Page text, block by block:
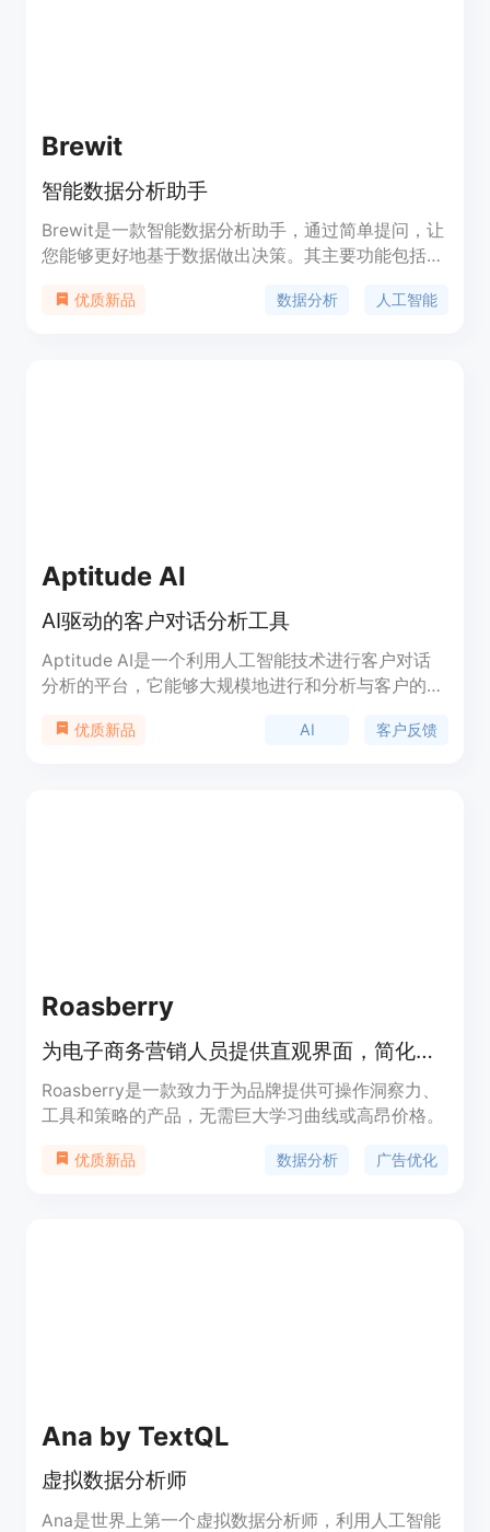
Brewit
智能数据分析助手
Brewit是一款智能数据分析助手，通过简单提问，让
您能够更好地基于数据做出决策。其主要功能包括数
不同之处在于其能简化数据管理，为协作式数据驱动
优质新品 数据分析 人工智能
Aptitude AI
AI驱动的客户对话分析工具
Aptitude AI是一个利用人工智能技术进行客户对话
分析的平台，它能够大规模地进行和分析与客户的对
和分析，帮助企业快速理解客户需求和反馈，从而驱
优质新品 AI 客户反馈
Roasberry
为电子商务营销人员提供直观界面，简化数据分析，提供无与伦比的洞察力。
Roasberry是一款致力于为品牌提供可操作洞察力、
工具和策略的产品，无需巨大学习曲线或高昂价格。
优质新品 数据分析 广告优化
Ana by TextQL
虚拟数据分析师
Ana是世界上第一个虚拟数据分析师，利用人工智能